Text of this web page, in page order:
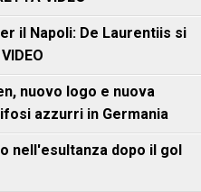
il Napoli: De Laurentiis si
nuovo logo e nuova
azzurri in Germania
nell'esultanza dopo il gol